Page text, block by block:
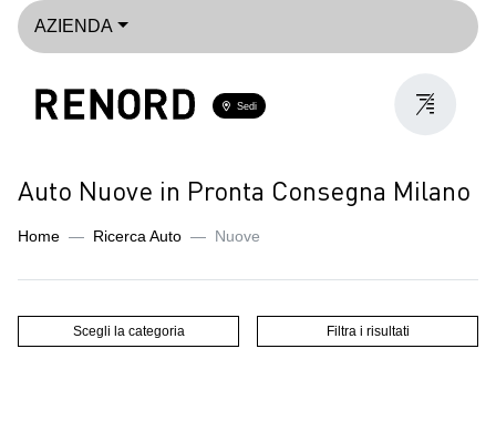
AZIENDA
Sedi
Auto Nuove in Pronta Consegna Milano
Home Ricerca Auto Nuove
Scegli la categoria Filtra i risultati